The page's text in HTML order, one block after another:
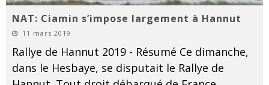
NAT: Ciamin s’impose largement à Hannut
11 mars 2019
Rallye de Hannut 2019 - Résumé Ce dimanche,
dans le Hesbaye, se disputait le Rallye de